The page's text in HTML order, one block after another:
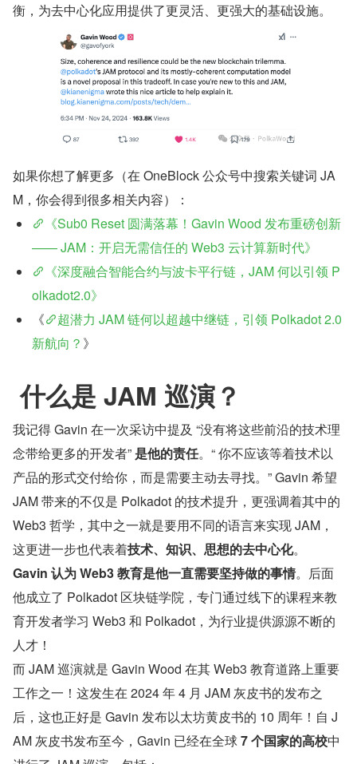
衡，为去中心化应用提供了更灵活、更强大的基础设施。
如果你想了解更多（在 OneBlock 公众号中搜索关键词 JA
M，你会得到很多相关内容）：
《Sub0 Reset 圆满落幕！Gavin Wood 发布重磅创新
—— JAM：开启无需信任的 Web3 云计算新时代》
《深度融合智能合约与波卡平行链，JAM 何以引领 P
olkadot2.0》
《
超潜力 JAM 链何以超越中继链，引领 Polkadot 2.0
新航向？ 》
什么是 JAM 巡演？
我记得 Gavin 在一次采访中提及 “没有将这些前沿的技术理
念带给更多的开发者” 是他的责任。“ 你不应该等着技术以
产品的形式交付给你，而是需要主动去寻找。” Gavin 希望
JAM 带来的不仅是 Polkadot 的技术提升，更强调着其中的
Web3 哲学，其中之一就是要用不同的语言来实现 JAM，
这更进一步也代表着技术、知识、思想的去中心化。
Gavin 认为 Web3 教育是他一直需要坚持做的事情。后面
他成立了 Polkadot 区块链学院，专门通过线下的课程来教
育开发者学习 Web3 和 Polkadot，为行业提供源源不断的
人才！
而 JAM 巡演就是 Gavin Wood 在其 Web3 教育道路上重要
工作之一！这发生在 2024 年 4 月 JAM 灰皮书的发布之
后，这也正好是 Gavin 发布以太坊黄皮书的 10 周年！自 J
AM 灰皮书发布至今，Gavin 已经在全球 7 个国家的高校中